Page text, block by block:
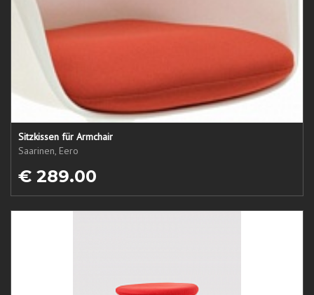
Sitzkissen für Armchair
Saarinen, Eero
€ 289.00